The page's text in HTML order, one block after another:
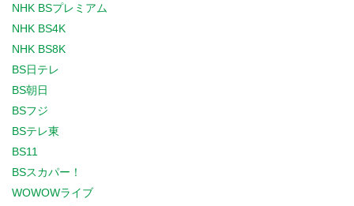
NHK BSプレミアム
NHK BS4K
NHK BS8K
BS日テレ
BS朝日
BSフジ
BSテレ東
BS11
BSスカパー！
WOWOWライブ